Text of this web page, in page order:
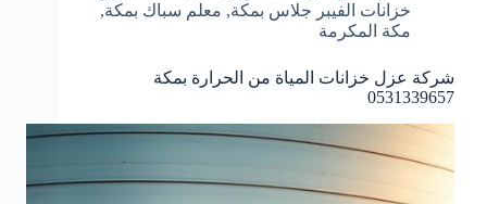
خزانات الفيبر جلاس بمكة, معلم سباك بمكة,
مكة المكرمة
شركة عزل خزانات المياة من الحرارة بمكة
0531339657